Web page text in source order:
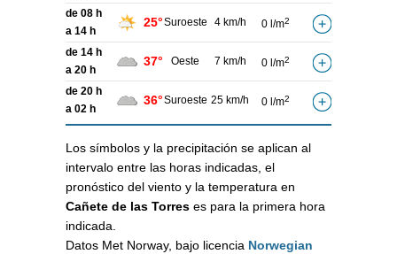
de 08 h
a 14 h
25°Suroeste 4 km/h 0 l/m2
de 14 h
a 20 h
37° Oeste 7 km/h 0 l/m2
de 20 h
a 02 h
36°Suroeste 25 km/h 0 l/m2
Los símbolos y la precipitación se aplican al
intervalo entre las horas indicadas, el
pronóstico del viento y la temperatura en
Cañete de las Torres es para la primera hora
indicada.
Datos Met Norway, bajo licencia Norwegian